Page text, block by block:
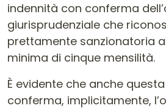
indennità con conferma
giurisprudenziale che
prettamente sanzionatoria
minima di cinque mensilità.
È evidente che anche
conferma, implicitamente,